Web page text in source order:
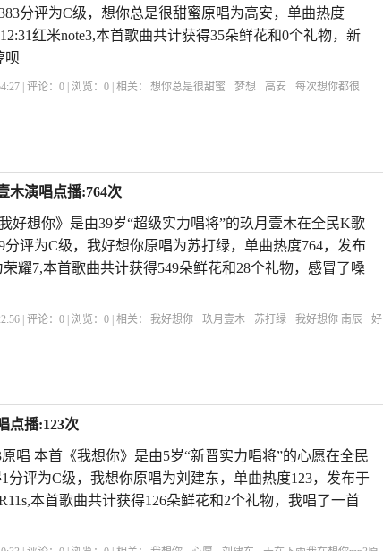
分评为C级，想你总是很甜蜜原唱为高安，单曲热度
红米note3,本首歌曲共计获得35朵鲜花和0个礼物，新
呗
| 评论：0 | 浏览：0 | 相关： 想你总是很甜蜜 梦想 高安
每次想你都很
木演唱点播:764次
好想你》是由39岁“超级实力唱将”的玖月壹木在全民K歌
分评为C级，我好想你原唱为苏打绿，单曲热度764，发布
荣耀7,本首歌曲共计获得549朵鲜花和28个礼物，感冒了嗓
| 评论：0 | 浏览：0 | 相关： 我好想你 玖月壹木 苏打绿 我好想你 南辰
好
点播:123次
唱 本首《我想你》是由5岁“新晋实力唱将”的心愿在全民
分评为C级，我想你原唱为刘建东，单曲热度123，发布于
本首歌曲共计获得126朵鲜花和2个礼物，我唱了一首